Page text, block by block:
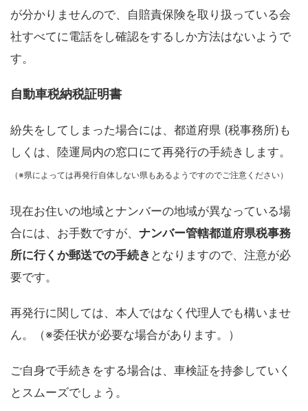
が分かりませんので、自賠責保険を取り扱っている会
社すべてに電話をし確認をするしか方法はないようで
す。
自動車税納税証明書
紛失をしてしまった場合には、都道府県 (税事務所)も
しくは、陸運局内の窓口にて再発行の手続きします。
（※県によっては再発行自体しない県もあるようですのでご注意ください）
現在お住いの地域とナンバーの地域が異なっている場
合には、お手数ですが、 ナンバー管轄都道府県税事務
所に行くか郵送での手続き となりますので、注意が必
要です。
再発行に関しては、本人ではなく代理人でも構いませ
ん。（※委任状が必要な場合があります。）
ご自身で手続きをする場合は、車検証を持参していく
とスムーズでしょう。